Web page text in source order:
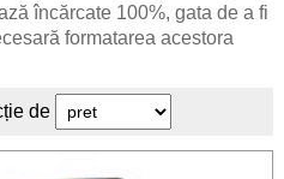
încărcate 100%, gata de a fi
formatarea acestora
de